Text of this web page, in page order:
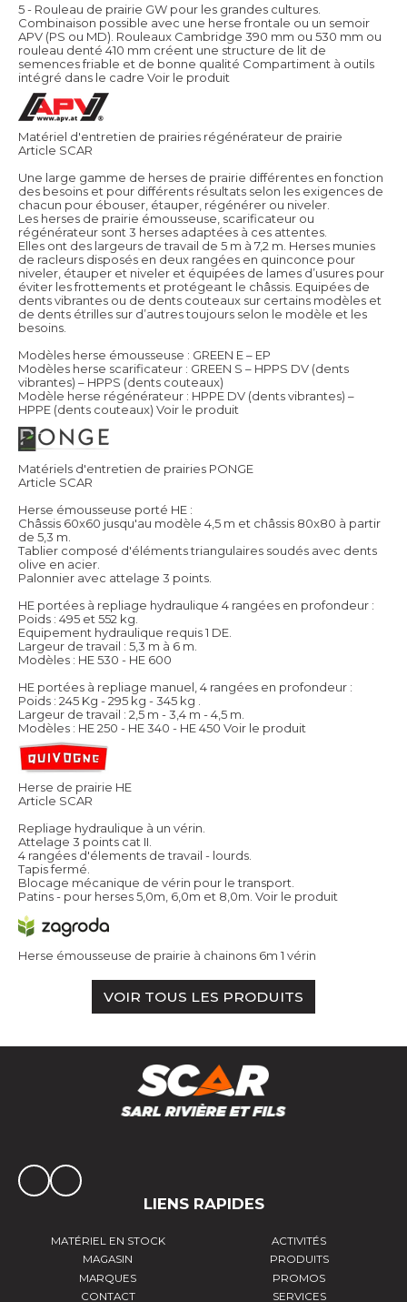
5 - Rouleau de prairie GW pour les grandes cultures.
Combinaison possible avec une herse frontale ou un semoir
APV (PS ou MD). Rouleaux Cambridge 390 mm ou 530 mm ou
rouleau denté 410 mm créent une structure de lit de
semences friable et de bonne qualité Compartiment à outils
intégré dans le cadre Voir le produit
Matériel d'entretien de prairies régénérateur de prairie
Article SCAR
Une large gamme de herses de prairie différentes en fonction
des besoins et pour différents résultats selon les exigences de
chacun pour ébouser, étauper, régénérer ou niveler.
Les herses de prairie émousseuse, scarificateur ou
régénérateur sont 3 herses adaptées à ces attentes.
Elles ont des largeurs de travail de 5 m à 7,2 m. Herses munies
de racleurs disposés en deux rangées en quinconce pour
niveler, étauper et niveler et équipées de lames d’usures pour
éviter les frottements et protégeant le châssis. Equipées de
dents vibrantes ou de dents couteaux sur certains modèles et
de dents étrilles sur d’autres toujours selon le modèle et les
besoins.
Modèles herse émousseuse : GREEN E – EP
Modèles herse scarificateur : GREEN S – HPPS DV (dents
vibrantes) – HPPS (dents couteaux)
Modèle herse régénérateur : HPPE DV (dents vibrantes) –
HPPE (dents couteaux) Voir le produit
Matériels d'entretien de prairies PONGE
Article SCAR
Herse émousseuse porté HE :
Châssis 60x60 jusqu'au modèle 4,5 m et châssis 80x80 à partir
de 5,3 m.
Tablier composé d'éléments triangulaires soudés avec dents
olive en acier.
Palonnier avec attelage 3 points.
HE portées à repliage hydraulique 4 rangées en profondeur :
Poids : 495 et 552 kg.
Equipement hydraulique requis 1 DE.
Largeur de travail : 5,3 m à 6 m.
Modèles : HE 530 - HE 600
HE portées à repliage manuel, 4 rangées en profondeur :
Poids : 245 Kg - 295 kg - 345 kg .
Largeur de travail : 2,5 m - 3,4 m - 4,5 m.
Modèles : HE 250 - HE 340 - HE 450 Voir le produit
Herse de prairie HE
Article SCAR
Repliage hydraulique à un vérin.
Attelage 3 points cat II.
4 rangées d'élements de travail - lourds.
Tapis fermé.
Blocage mécanique de vérin pour le transport.
Patins - pour herses 5,0m, 6,0m et 8,0m. Voir le produit
Herse émousseuse de prairie à chainons 6m 1 vérin
VOIR TOUS LES PRODUITS
LIENS RAPIDES
MATÉRIEL EN STOCK
ACTIVITÉS
MAGASIN
PRODUITS
MARQUES
PROMOS
CONTACT
SERVICES